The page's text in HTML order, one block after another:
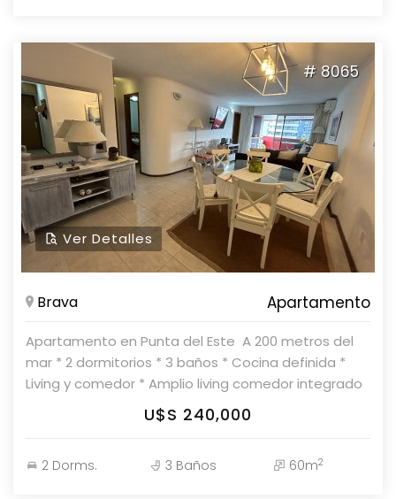
climatizada para niños. - Servicio de mucama. -
Servicio de playa con sombrillas y sillas frente al
edificio. - Internet con Wi-Fi incluido. - Barbacoas. -
Sala de juegos para niños. - Gimnasio. - Jacuzzi. El
departamento incluye: - Garage individual. Por más
información consulte con nuestros asesores.
# 8065
Ver Detalles
Brava Apartamento
Apartamento en Punta del Este  A 200 metros del
mar * 2 dormitorios * 3 baños * Cocina definida *
Living y comedor * Amplio living comedor integrado
Consulte con nuestros asesores en Parolin &
Asociados Propiedades
U$S 240,000
2 Dorms. 3 Baños 60m2